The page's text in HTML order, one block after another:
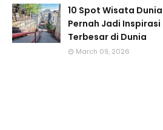
10 Spot Wisata
Pernah Jadi Inspirasi
Terbesar di Dunia
March 09, 2026